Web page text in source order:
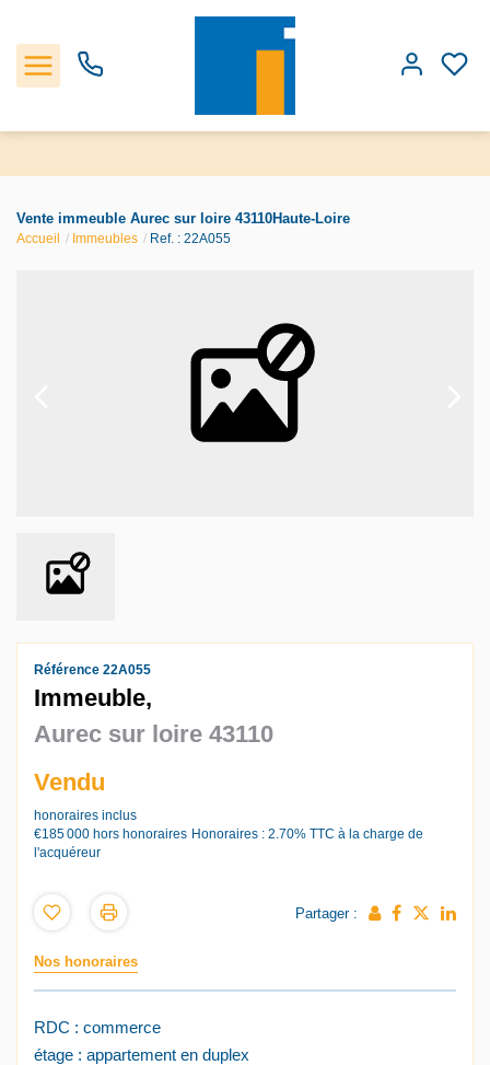
Les biens
Vente immeuble Aurec sur loire 43110Haute-Loire
Accueil Immeubles Ref. : 22A055
Référence 22A055
Immeuble,
Aurec sur loire 43110
Vendu
honoraires inclus
€185 000 hors honoraires Honoraires : 2.70% TTC à la charge de
l'acquéreur
Partager :
Nos honoraires
RDC : commerce
étage : appartement en duplex